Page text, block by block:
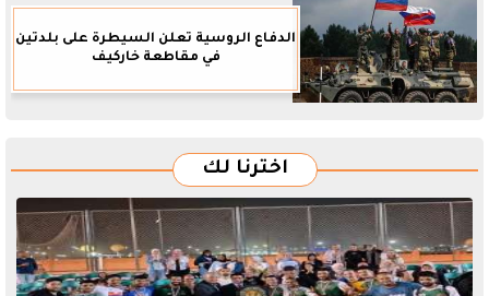
الدفاع الروسية تعلن السيطرة على بلدتين
في مقاطعة خاركيف
اخترنا لك